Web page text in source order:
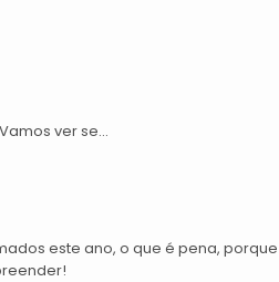
ver se...
este ano, o que é pena, porque